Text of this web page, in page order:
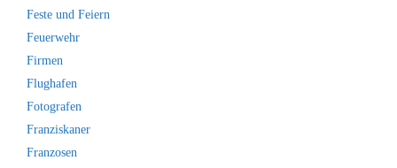
Feste und Feiern
Feuerwehr
Firmen
Flughafen
Fotografen
Franziskaner
Franzosen